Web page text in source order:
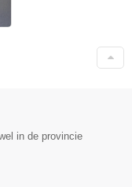
in de provincie